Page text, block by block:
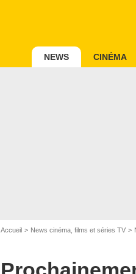
NEWS CINÉMA
Accueil News cinéma, films et séries TV